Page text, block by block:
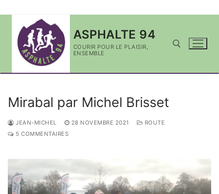
contenu
ASPHALTE 94
COURIR POUR LE PLAISIR,
ENSEMBLE
Mirabal par Michel Brisset
JEAN-MICHEL 28 NOVEMBRE 2021
ROUTE
5 COMMENTAIRES